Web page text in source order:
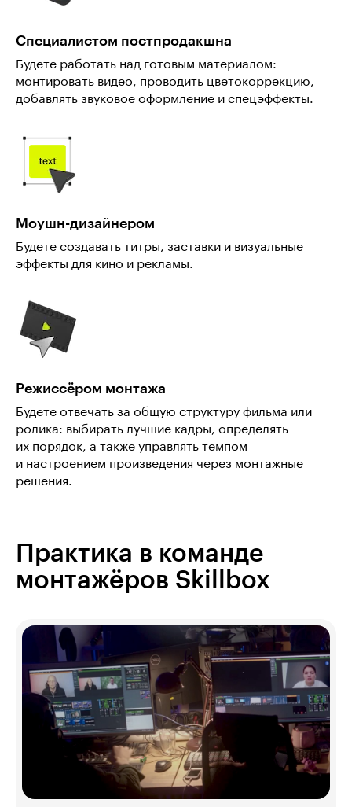
Специалистом постпродакшна
Будете работать над готовым материалом:
монтировать видео, проводить цветокоррекцию,
добавлять звуковое оформление и спецэффекты.
Моушн-дизайнером
Будете создавать титры, заставки и визуальные
эффекты для кино и рекламы.
Режиссёром монтажа
Будете отвечать за общую структуру фильма или
ролика: выбирать лучшие кадры, определять
их порядок, а также управлять темпом
и настроением произведения через монтажные
решения.
Практика в команде
монтажёров Skillbox